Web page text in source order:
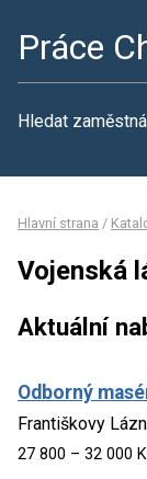
Práce
Hledat
Hlavní strana /
Vojenská
Aktuální
Odborný
Františkovy
27 800 – 32 000